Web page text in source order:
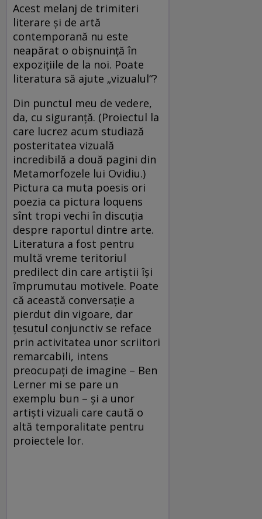
Acest melanj de trimiteri
literare și de artă
contemporană nu este
neapărat o obișnuință în
expozițiile de la noi. Poate
literatura să ajute „vizualul“?
Din punctul meu de vedere,
da, cu siguranță. (Proiectul la
care lucrez acum studiază
posteritatea vizuală
incredibilă a două pagini din
Metamorfozele lui Ovidiu.)
Pictura ca muta poesis ori
poezia ca pictura loquens
sînt tropi vechi în discuția
despre raportul dintre arte.
Literatura a fost pentru
multă vreme teritoriul
predilect din care artiștii își
împrumutau motivele. Poate
că această conversație a
pierdut din vigoare, dar
țesutul conjunctiv se reface
prin activitatea unor scriitori
remarcabili, intens
preocupați de imagine – Ben
Lerner mi se pare un
exemplu bun – și a unor
artiști vizuali care caută o
altă temporalitate pentru
proiectele lor.